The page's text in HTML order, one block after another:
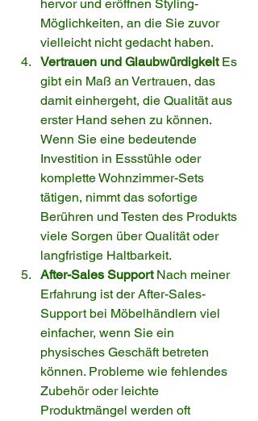
hervor und eröffnen Styling-
Möglichkeiten, an die Sie zuvor
vielleicht nicht gedacht haben.
Vertrauen und Glaubwürdigkeit Es
gibt ein Maß an Vertrauen, das
damit einhergeht, die Qualität aus
erster Hand sehen zu können.
Wenn Sie eine bedeutende
Investition in Essstühle oder
komplette Wohnzimmer-Sets
tätigen, nimmt das sofortige
Berühren und Testen des Produkts
viele Sorgen über Qualität oder
langfristige Haltbarkeit.
After-Sales Support Nach meiner
Erfahrung ist der After-Sales-
Support bei Möbelhändlern viel
einfacher, wenn Sie ein
physisches Geschäft betreten
können. Probleme wie fehlendes
Zubehör oder leichte
Produktmängel werden oft